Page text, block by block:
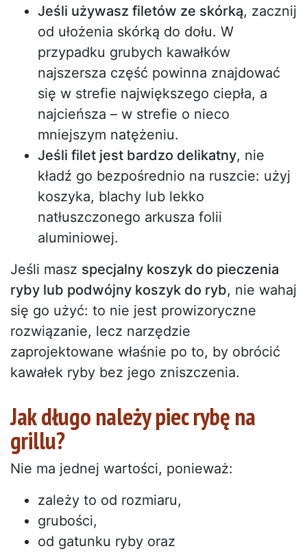
Jeśli używasz filetów ze skórką, zacznij
od ułożenia skórką do dołu. W
przypadku grubych kawałków
najszersza część powinna znajdować
się w strefie największego ciepła, a
najcieńsza – w strefie o nieco
mniejszym natężeniu.
Jeśli filet jest bardzo delikatny, nie
kładź go bezpośrednio na ruszcie: użyj
koszyka, blachy lub lekko
natłuszczonego arkusza folii
aluminiowej.
Jeśli masz specjalny koszyk do pieczenia
ryby lub podwójny koszyk do ryb, nie wahaj
się go użyć: to nie jest prowizoryczne
rozwiązanie, lecz narzędzie
zaprojektowane właśnie po to, by obrócić
kawałek ryby bez jego zniszczenia.
Jak długo należy piec rybę na
grillu?
Nie ma jednej wartości, ponieważ:
zależy to od rozmiaru,
grubości,
od gatunku ryby oraz